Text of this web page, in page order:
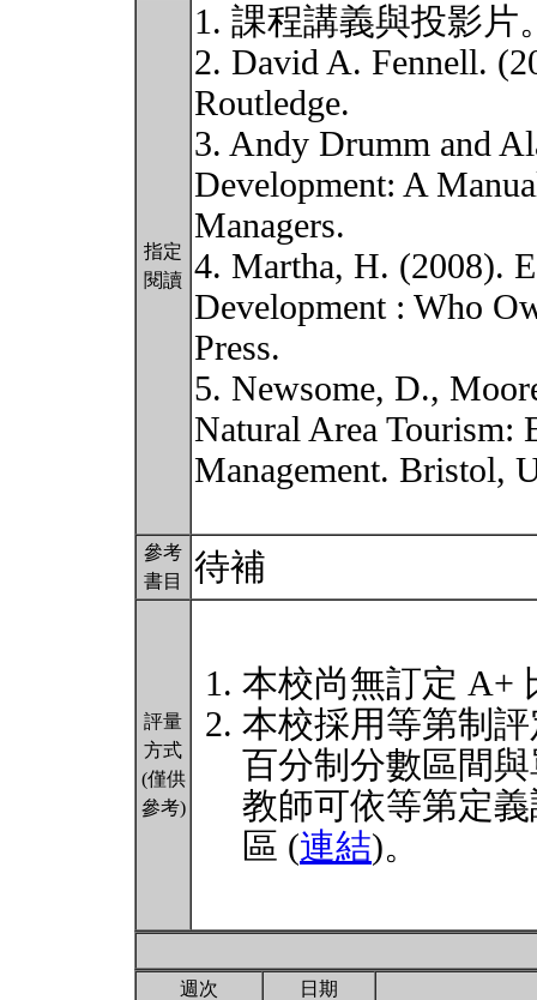
指定
閱讀
1. 課程講義與投影片
2. David A. Fennell.
Routledge.
3. Andy Drumm and
Development: A
Managers.
4. Martha, H. (2008).
Development : Who
Press.
5. Newsome, D.,
Natural Area Tourism:
Management. Bristol,
參考
書目
待補
評量
方式
(僅供
參考)
本校尚無訂定 A+
本校採用等第制
百分制分數區間
教師可依等第定
區 (連結)。
週次 日期